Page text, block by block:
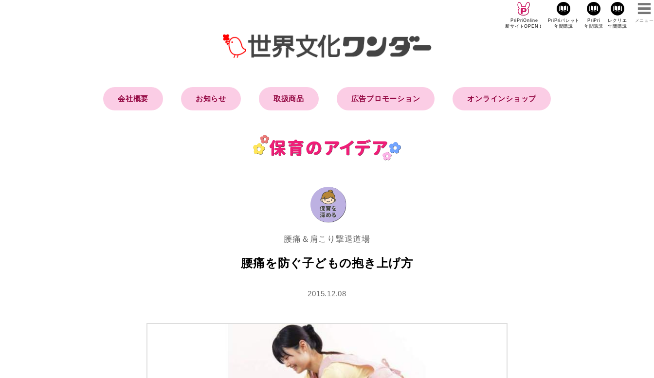
PriPriOnline
新サイトOPEN！
PriPriパレット
年間購読
PriPri
年間購読
レクリエ
年間購読
メニュー
会社概要 お知らせ 取扱商品 広告プロモーション オンラインショップ
腰痛＆肩こり撃退道場
腰痛を防ぐ子どもの抱き上げ方
2015.12.08